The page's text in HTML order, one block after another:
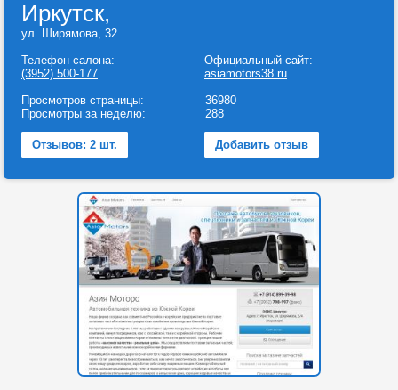
Иркутск,
ул. Ширямова, 32
Телефон салона:
(3952) 500-177
Официальный сайт:
asiamotors38.ru
Просмотров страницы:
Просмотры за неделю:
36980
288
Отзывов: 2 шт. Добавить отзыв